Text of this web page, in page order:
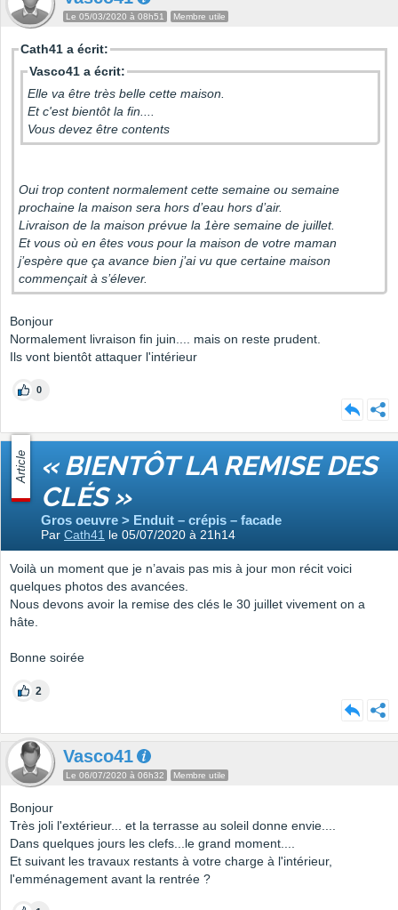
Le 05/03/2020 à 08h51 Membre utile
Cath41 a écrit:
Vasco41 a écrit:
Elle va être très belle cette maison.
Et c'est bientôt la fin....
Vous devez être contents
Oui trop content normalement cette semaine ou semaine
prochaine la maison sera hors d’eau hors d’air.
Livraison de la maison prévue la 1ère semaine de juillet.
Et vous où en êtes vous pour la maison de votre maman
j’espère que ça avance bien j’ai vu que certaine maison
commençait à s’élever.
Bonjour
Normalement livraison fin juin.... mais on reste prudent.
Ils vont bientôt attaquer l'intérieur
0
Article « BIENTÔT LA REMISE DES
CLÉS »
Gros oeuvre > Enduit – crépis – facade
Par Cath41 le 05/07/2020 à 21h14
Voilà un moment que je n’avais pas mis à jour mon récit voici
quelques photos des avancées.
Nous devons avoir la remise des clés le 30 juillet vivement on a
hâte.
Bonne soirée
2
Vasco41
Le 06/07/2020 à 06h32 Membre utile
Bonjour
Très joli l'extérieur... et la terrasse au soleil donne envie....
Dans quelques jours les clefs...le grand moment....
Et suivant les travaux restants à votre charge à l'intérieur,
l'emménagement avant la rentrée ?